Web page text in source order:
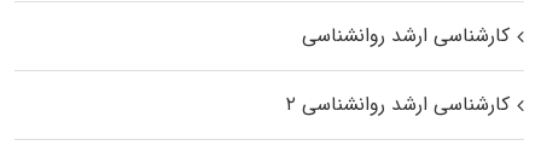
کارشناسی ارشد روانشناسی
کارشناسی ارشد روانشناسی ۲